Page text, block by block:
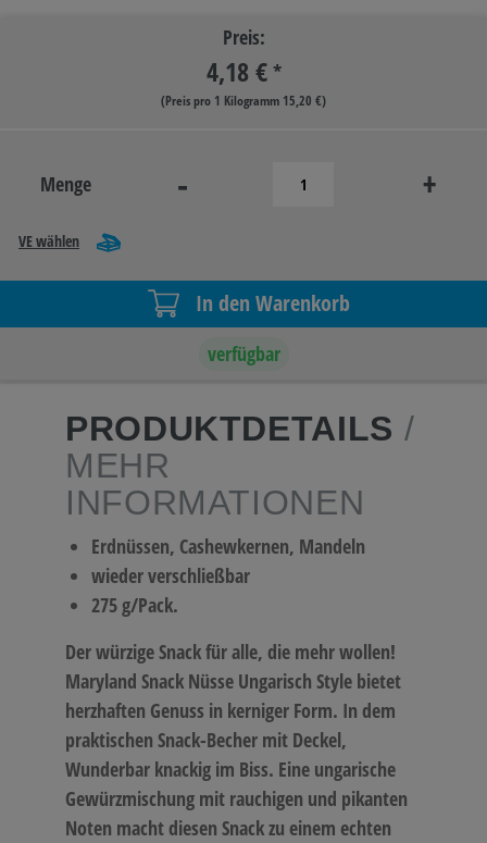
Preis:
4,18 €*
(Preis pro 1 Kilogramm 15,20 €)
Menge - +
VE wählen
In den Warenkorb
verfügbar
PRODUKTDETAILS /
MEHR
INFORMATIONEN
Erdnüssen, Cashewkernen, Mandeln
wieder verschließbar
275 g/Pack.
Der würzige Snack für alle, die mehr wollen!
Maryland Snack Nüsse Ungarisch Style bietet
herzhaften Genuss in kerniger Form. In dem
praktischen Snack-Becher mit Deckel,
Wunderbar knackig im Biss. Eine ungarische
Gewürzmischung mit rauchigen und pikanten
Noten macht diesen Snack zu einem echten